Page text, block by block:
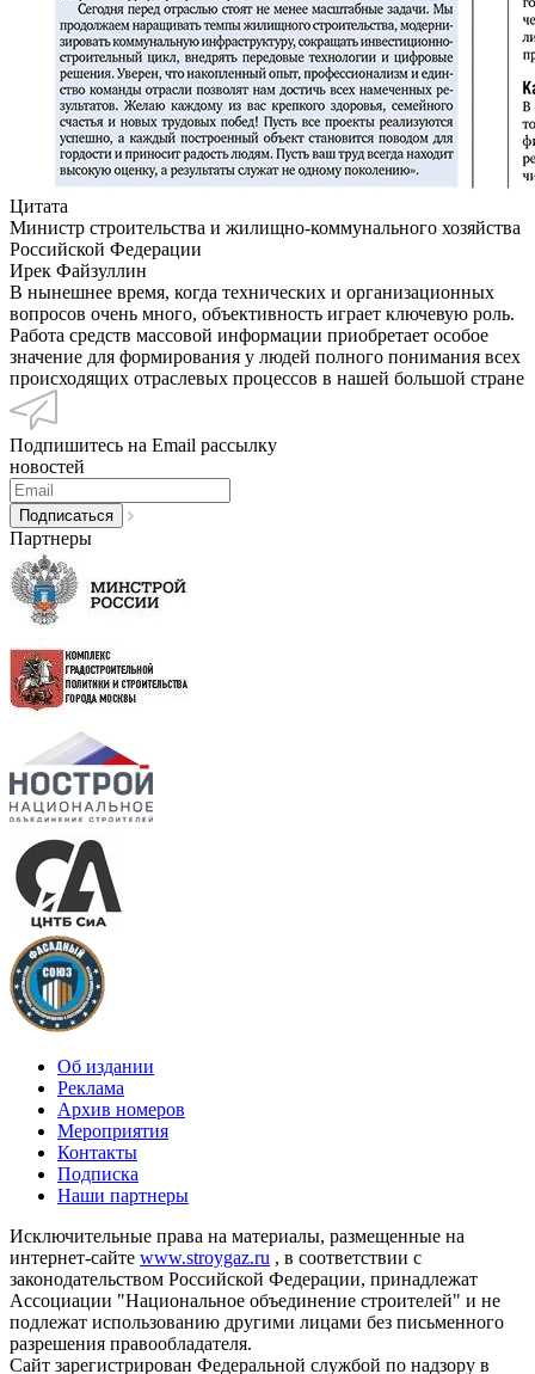
Цитата
Министр строительства и жилищно-коммунального хозяйства
Российской Федерации
Ирек Файзуллин
В нынешнее время, когда технических и организационных
вопросов очень много, объективность играет ключевую роль.
Работа средств массовой информации приобретает особое
значение для формирования у людей полного понимания всех
происходящих отраслевых процессов в нашей большой стране
Подпишитесь на Email рассылку
новостей
Партнеры
Об издании
Реклама
Архив номеров
Мероприятия
Контакты
Подписка
Наши партнеры
Исключительные права на материалы, размещенные на
интернет-сайте www.stroygaz.ru , в соответствии с
законодательством Российской Федерации, принадлежат
Ассоциации "Национальное объединение строителей" и не
подлежат использованию другими лицами без письменного
разрешения правообладателя.
Сайт зарегистрирован Федеральной службой по надзору в